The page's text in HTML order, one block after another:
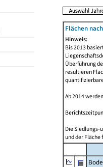
Flächen
Hinweis:
Bis 2013
Überführung
resultieren
Ab 2014
Die Siedlungs-
und der Fläche